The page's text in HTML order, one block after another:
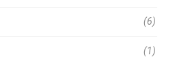
(6)
(1)